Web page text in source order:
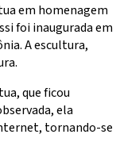
em homenagem
foi inaugurada em
A escultura,
que ficou
ela
tornando-se